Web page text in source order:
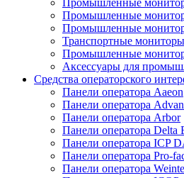
Промышленные
Промышленные
Промышленные
Транспортные
Промышленные
Аксессуары для
Средства операторского
Панели оператора Aaeon
Панели оператора
Панели оператора Arbor
Панели оператора Delta
Панели оператора ICP
Панели оператора Pro-
Панели оператора